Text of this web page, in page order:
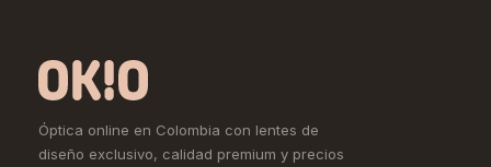
Óptica online en Colombia con lentes de
diseño exclusivo, calidad premium y precios